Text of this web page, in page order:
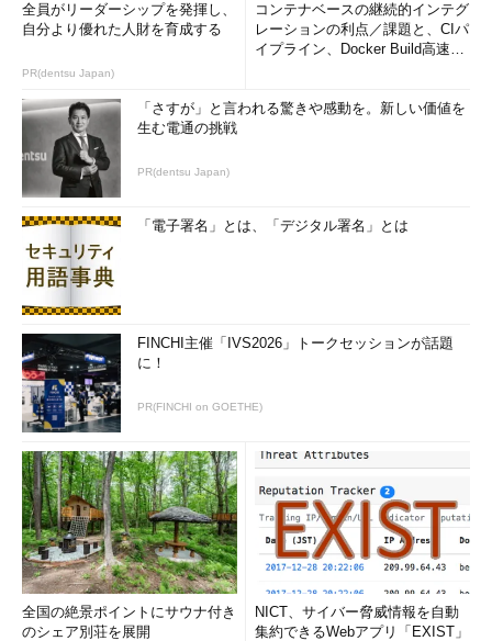
全員がリーダーシップを発揮し、
自分より優れた人財を育成する
PR(dentsu Japan)
コンテナベースの継続的インテグ
レーションの利点／課題と、CIパ
イプライン、Docker Build高速化
「さすが」と言われる驚きや感動を。新しい価値を
生む電通の挑戦
PR(dentsu Japan)
「電子署名」とは、「デジタル署名」とは
FINCHI主催「IVS2026」トークセッションが話題
に！
PR(FINCHI on GOETHE)
全国の絶景ポイントにサウナ付き
のシェア別荘を展開
NICT、サイバー脅威情報を自動
集約できるWebアプリ「EXIST」